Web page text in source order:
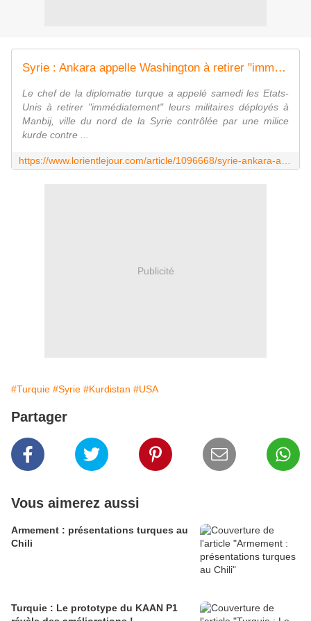
Syrie : Ankara appelle Washington à retirer "immédiatement" ses soldats de Manbij
Le chef de la diplomatie turque a appelé samedi les Etats-
Unis à retirer "immédiatement" leurs militaires déployés à
Manbij, ville du nord de la Syrie contrôlée par une milice
kurde contre ...
Publicité
#Turquie #Syrie #Kurdistan #USA
Partager
Vous aimerez aussi
Armement : présentations turques au
Chili
Turquie : Le prototype du KAAN P1